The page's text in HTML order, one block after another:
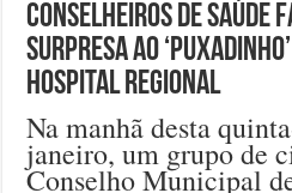
Conselheiros de saúde
surpresa ao
Hospital Regional
Na manhã desta
janeiro, um grupo de
Conselho Municipal